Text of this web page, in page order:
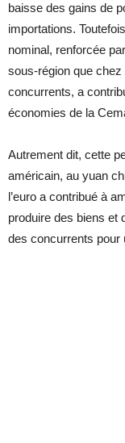
baisse des gains de
importations.
nominal, renforcée
sous-région que
concurrents, a
économies de la
Autrement dit, cette
américain, au yuan
l’euro a contribué à
produire des biens et
des concurrents pour